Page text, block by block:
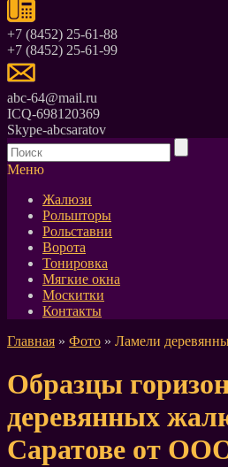
+7 (8452) 25-61-88
+7 (8452) 25-61-99
abc-64@mail.ru
ICQ-698120369
Skype-abcsaratov
Меню
Жалюзи
Рольшторы
Рольставни
Ворота
Тонировка
Мягкие окна
Москитки
Контакты
Главная » Фото » Ламели
Образцы
деревянных
Саратове от